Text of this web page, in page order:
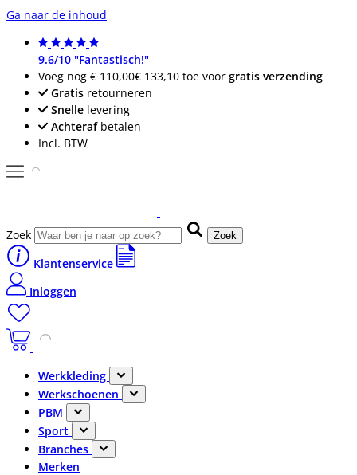
Ga naar de inhoud
9.6/10 "Fantastisch!"
Voeg nog € 110,00€ 133,10 toe voor gratis verzending
Gratis retourneren
Snelle levering
Achterafbetalen
Incl. BTW
Zoek Zoek
Klantenservice
Inloggen
Werkkleding
Werkschoenen
PBM
Sport
Branches
Merken